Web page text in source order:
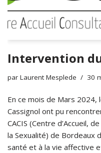
Intervention du
par Laurent Mesplede 30
En ce mois de Mars
Cassignol ont pu
CACIS (Centre d’Accueil,
la Sexualité) de Bordeaux
santé et à la vie affective